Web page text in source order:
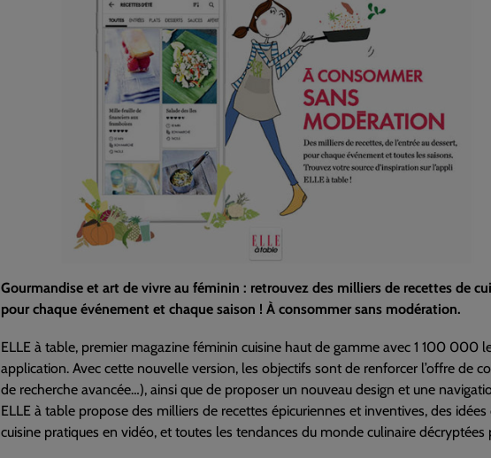
Gourmandise et art de vivre au féminin : retrouvez des milliers de recettes de
pour chaque événement et chaque saison ! À consommer sans modération.
ELLE à table, premier magazine féminin cuisine haut de gamme avec 1 100
application. Avec cette nouvelle version, les objectifs sont de renforcer l’offre de
de recherche avancée…), ainsi que de proposer un nouveau design et une
ELLE à table propose des milliers de recettes épicuriennes et inventives, des
cuisine pratiques en vidéo, et toutes les tendances du monde culinaire décryptées